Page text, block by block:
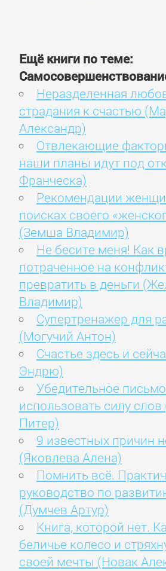
Ещё книги по теме:
Неразделенная
страдания к счастью
Александр)
Отвлекающие
наши планы идут под
Франческа)
Рекомендации
поисках своего
(Земша Владимир)
Не бесите меня! Как
потраченное на
превратить в деньги
Владимир)
Супертренажер для
(Могучий Антон)
Счастье здесь и
Эндрю)
Убедительное
использовать силу
Питер)
9 известных причин
(Яковлева Алена)
Помнить всё.
руководство по
(Думчев Артур)
Книга, которой нет.
беличье колесо и
своей мечты (Новак